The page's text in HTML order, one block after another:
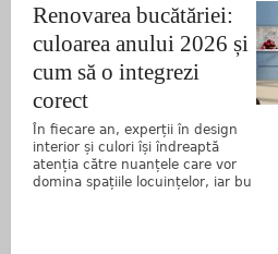
Renovarea bucătăriei:
culoarea anului 2026 și
cum să o integrezi
corect
În fiecare an, experții în design
interior și culori își îndreaptă
atenția către nuanțele care vor
domina spațiile locuințelor, iar bu